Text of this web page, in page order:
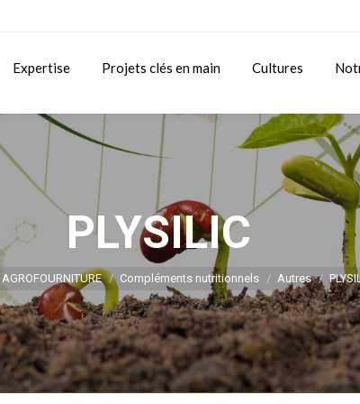
Expertise Projets clés en main Cultures
PLYSILIC
Vous êtes ici :
AGROFOURNITURE Compléments nutritionnels Autres